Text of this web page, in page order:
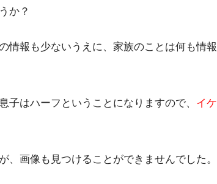
か？
情報も少ないうえに、家族のことは何も情報
子はハーフということになりますので、 イケ
画像も見つけることができませんでした。